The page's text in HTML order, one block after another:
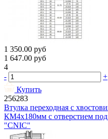
1 350.00 руб
1 647.00 руб
4
-
+
Купить
256283
Втулка переходная с
КМ4х180мм с отверстием
"CNIC"